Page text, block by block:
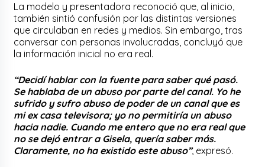
La modelo y presentadora reconoció que, al inicio,
también sintió confusión por las distintas versiones
que circulaban en redes y medios. Sin embargo, tras
conversar con personas involucradas, concluyó que
la información inicial no era real.
“Decidí hablar con la fuente para saber qué pasó.
Se hablaba de un abuso por parte del canal. Yo he
sufrido y sufro abuso de poder de un canal que es
mi ex casa televisora; yo no permitiría un abuso
hacia nadie. Cuando me entero que no era real que
no se dejó entrar a Gisela, quería saber más.
Claramente, no ha existido este abuso”, expresó.